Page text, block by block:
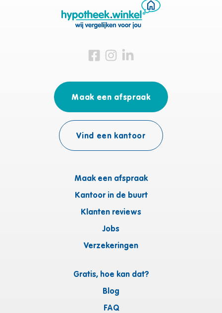
Bezoek ons op Facebook
Bezoek ons op Instagram
Bezoek ons op Linkedin
Maak een afspraak
Kantoor in de buurt
Klanten reviews
Jobs
Verzekeringen
Gratis, hoe kan dat?
Blog
FAQ
Maak een afspraak
Vind een kantoor